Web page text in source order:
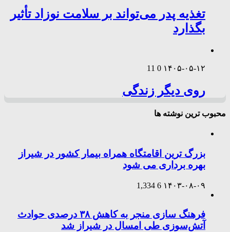
تغذیه پدر می‌تواند بر سلامت نوزاد تأثیر
بگذارد
۱۴۰۵-۰۵-۱۲ 0
11
روی دیگر زندگی
محبوب ترین نوشته ها
بزرگ ترین اقامتگاه همراه بیمار کشور در شیراز
بهره برداری می شود
۱۴۰۳-۰۸-۰۹ 6
1,334
فرهنگ سازی منجر به کاهش ۳۸ درصدی حوادث
آتش‌سوزی طی امسال در شیراز شد